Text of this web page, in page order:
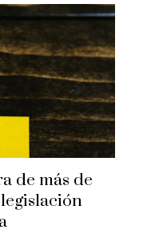
de más de